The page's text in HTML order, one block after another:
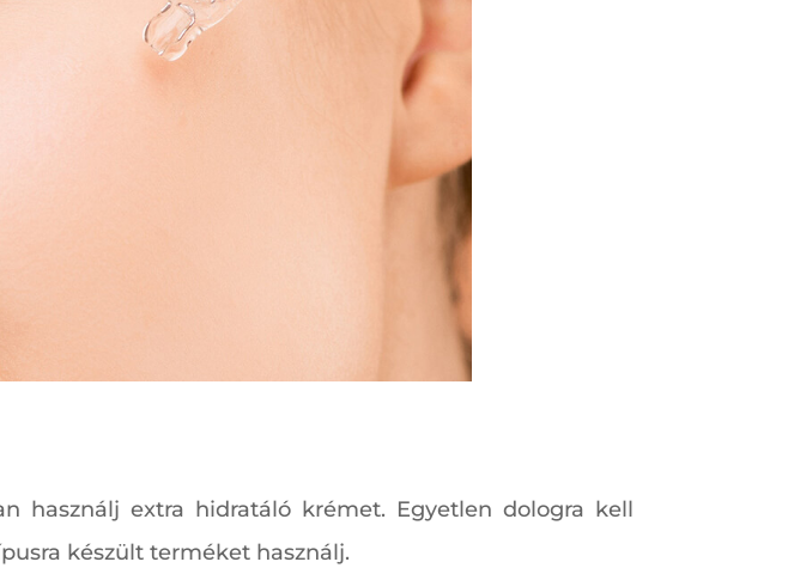
használj extra hidratáló krémet. Egyetlen dologra kell
készült terméket használj.